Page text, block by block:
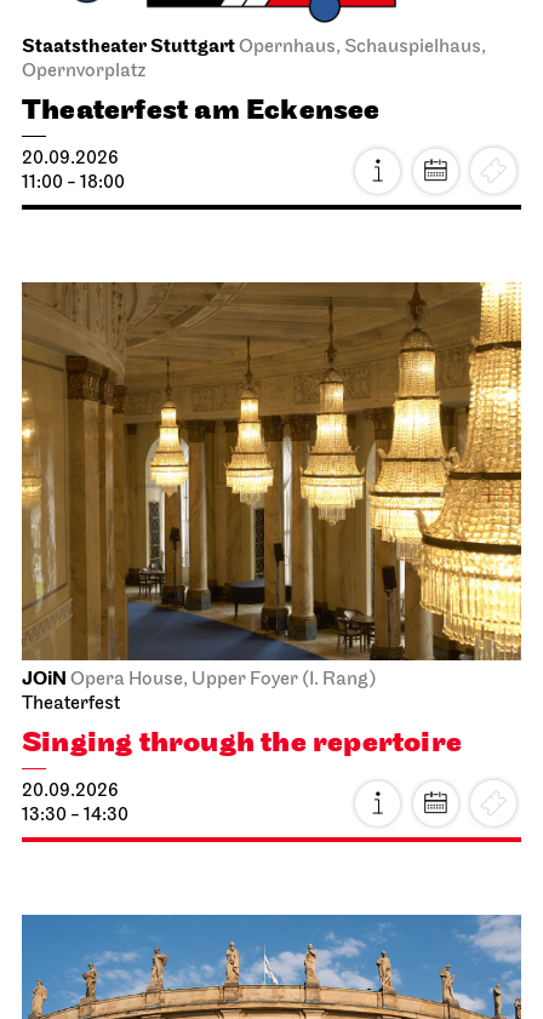
Staatstheater StuttgartOpernhaus, Schauspielhaus,
Opernvorplatz
Theaterfest am Eckensee
20.09.2026
11:00 - 18:00
JOiN Opera House, Upper Foyer (I. Rang)
Theaterfest
Singing through the repertoire
20.09.2026
13:30 - 14:30